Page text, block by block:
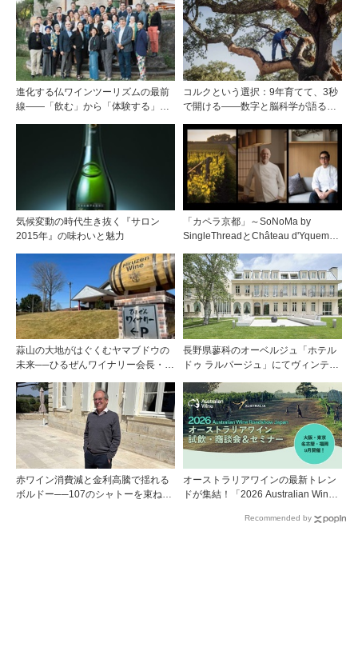
進化する仏ワインツーリズムの最前
線――「飲む」から「体験する」プ
フランスのドメーヌグループ組織が
描く、五感で深掘りする次世代のテ
コルクという選択：9年育てて、3秒
で開ける——数字と脳科学が語る栓
気候変動の時代生き抜く『サロン
2015年』の味わいと魅力
「カペラ京都」～SoNoMa by
SingleThreadとChâteau d'Yquemに
綴るスペシャルディナー～を開催
蒜山の大地がはぐくむヤマブドウの
未来──ひるぜんワイナリー会長・植
長野県蓼科のオーベルジュ「ホテル
ドゥ ラルパージュ」にてヴィンテー
『シャトー・ペトリュス 1976年』ほ
か計7アイテムのワインペアリング
赤ワイン消費減と金利高騰で揺れる
ボルドー──107のシャトーを束ねる
オーストラリアワインの最新トレン
ドが集結！「2026 Australian Wine
Recommended by